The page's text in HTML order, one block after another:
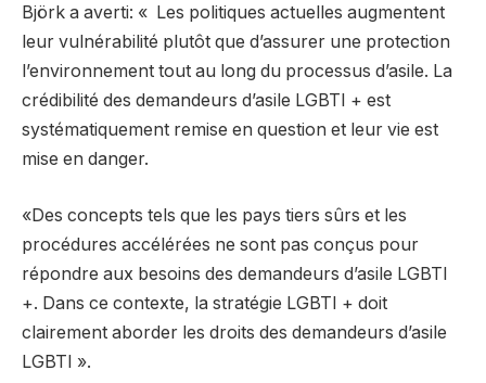
Björk a averti: « Les politiques actuelles augmentent
leur vulnérabilité plutôt que d’assurer une protection
l’environnement tout au long du processus d’asile. La
crédibilité des demandeurs d’asile LGBTI + est
systématiquement remise en question et leur vie est
mise en danger.
«Des concepts tels que les pays tiers sûrs et les
procédures accélérées ne sont pas conçus pour
répondre aux besoins des demandeurs d’asile LGBTI
+. Dans ce contexte, la stratégie LGBTI + doit
clairement aborder les droits des demandeurs d’asile
LGBTI ».